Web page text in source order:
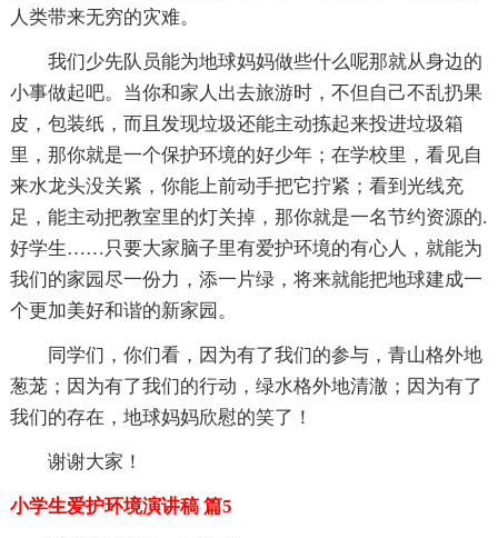
人类带来无穷的灾难。
我们少先队员能为地球妈妈做些什么呢那就从身边的
小事做起吧。当你和家人出去旅游时，不但自己不乱扔果
皮，包装纸，而且发现垃圾还能主动拣起来投进垃圾箱
里，那你就是一个保护环境的好少年；在学校里，看见自
来水龙头没关紧，你能上前动手把它拧紧；看到光线充
足，能主动把教室里的灯关掉，那你就是一名节约资源的.
好学生……只要大家脑子里有爱护环境的有心人，就能为
我们的家园尽一份力，添一片绿，将来就能把地球建成一
个更加美好和谐的新家园。
同学们，你们看，因为有了我们的参与，青山格外地
葱茏；因为有了我们的行动，绿水格外地清澈；因为有了
我们的存在，地球妈妈欣慰的笑了！
谢谢大家！
小学生爱护环境演讲稿 篇5